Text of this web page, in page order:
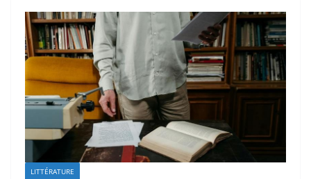
LITTÉRATURE